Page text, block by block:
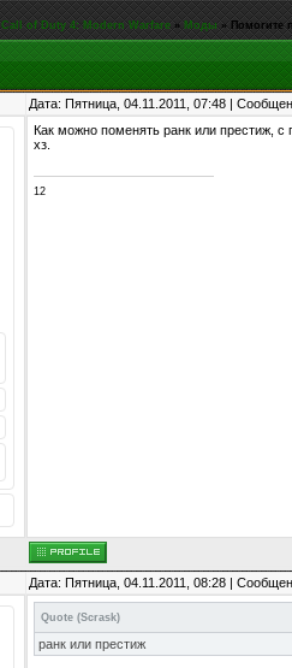
Call of Duty 4: Modern Warfare » Моды » Помогите
Дата: Пятница, 04.11.2011, 07:48 |
Как можно поменять ранк или престиж,
хз.
12
Дата: Пятница, 04.11.2011, 08:28 |
Quote (Scrask)
ранк или престиж